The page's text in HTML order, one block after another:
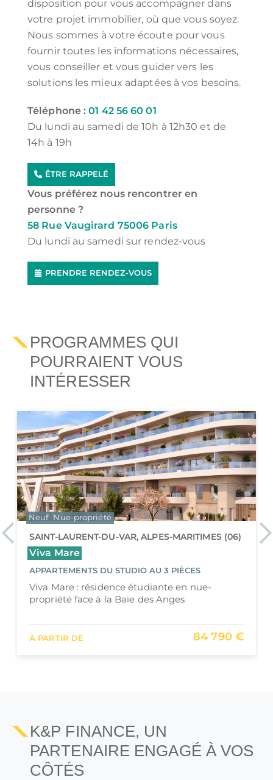
disposition pour vous accompagner dans
votre projet immobilier, où que vous soyez.
Nous sommes à votre écoute pour vous
fournir toutes les informations nécessaires,
vous conseiller et vous guider vers les
solutions les mieux adaptées à vos besoins.
Téléphone :01 42 56 60 01
Du lundi au samedi de 10h à 12h30 et de
14h à 19h
ÊTRE RAPPELÉ
Vous préférez nous rencontrer en
personne ?
58 Rue Vaugirard 75006 Paris
Du lundi au samedi sur rendez-vous
PRENDRE RENDEZ-VOUS
PROGRAMMES QUI
POURRAIENT VOUS
INTÉRESSER
PreviousSAINT-LAURENT-DU-VAR, ALPES-MARITIMES (06)
Viva Mare
APPARTEMENTS DU STUDIO AU 3 PIÈCES
Viva Mare : résidence étudiante en nue-
propriété face à la Baie des Anges
À PARTIR DE 84 790 €
Neuf Nue-propriété
K&P FINANCE, UN
PARTENAIRE ENGAGÉ À VOS
CÔTÉS